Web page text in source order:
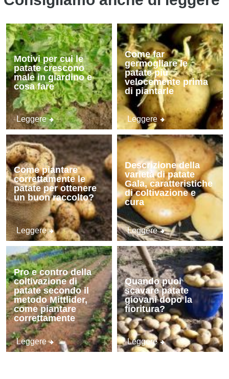
Motivi per cui le
patate crescono
male in giardino e
cosa fare
Leggere
Come far
germogliare le
patate più
velocemente prima
di piantarle
Leggere
Come piantare
correttamente le
patate per ottenere
un buon raccolto?
Leggere
Descrizione della
varietà di patate
Gala, caratteristiche
di coltivazione e
cura
Leggere
Pro e contro della
coltivazione di
patate secondo il
metodo Mittlider,
come piantare
correttamente
Leggere
Quando puoi
scavare patate
giovani dopo la
fioritura?
Leggere